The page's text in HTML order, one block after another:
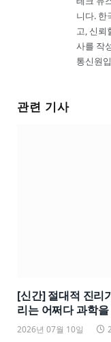
니다. 한
고, 신뢰
사를 작
통신원
관련 기사
[신간] 절대적 진리
리는 어쩌다 과학을
2026년 07월 10일